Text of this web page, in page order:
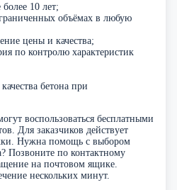
10 лет;
объёмах в любую
цены и качества;
по контролю характеристик
бетона при
воспользоваться бесплатными
Для заказчиков действует
Нужна помощь с выбором
Позвоните по контактному
на почтовом ящике.
нескольких минут.